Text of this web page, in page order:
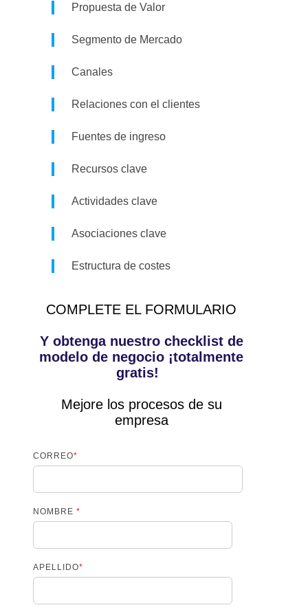
Propuesta de Valor
Segmento de Mercado
Canales
Relaciones con el clientes
Fuentes de ingreso
Recursos clave
Actividades clave
Asociaciones clave
Estructura de costes
COMPLETE EL FORMULARIO
Y obtenga nuestro checklist de
modelo de negocio ¡totalmente
gratis!
Mejore los procesos de su
empresa
CORREO*
NOMBRE *
APELLIDO*